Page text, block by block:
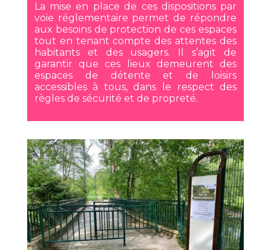
La mise en place de ces dispositions par
voie réglementaire permet de répondre
aux besoins de protection de ces espaces
tout en tenant compte des attentes des
habitants et des usagers. Il s’agit de
garantir que ces lieux demeurent des
espaces de détente et de loisirs
accessibles à tous, dans le respect des
règles de sécurité et de propreté.